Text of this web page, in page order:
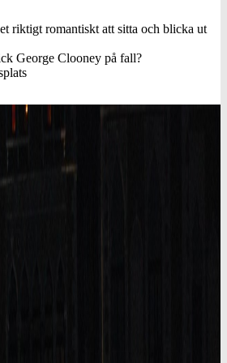
riktigt romantiskt att sitta och blicka ut
George Clooney på fall?